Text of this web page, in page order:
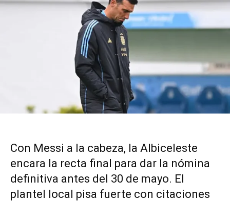
Con Messi a la cabeza, la Albiceleste
encara la recta final para dar la nómina
definitiva antes del 30 de mayo. El
plantel local pisa fuerte con citaciones